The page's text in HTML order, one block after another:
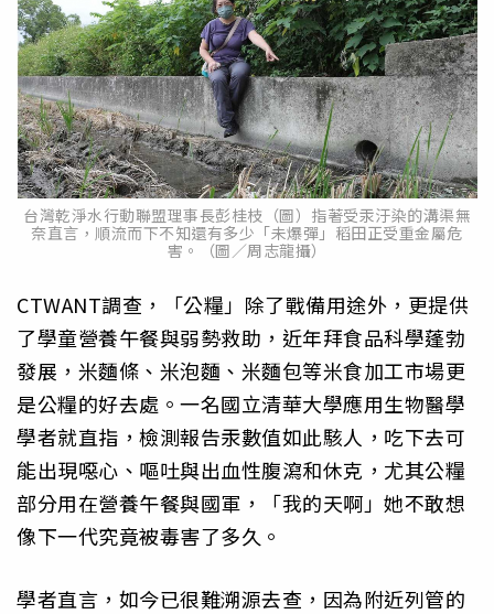
台灣乾淨水行動聯盟理事長彭桂枝（圖）指著受汞汙染的溝渠無
奈直言，順流而下不知還有多少「未爆彈」稻田正受重金屬危
害。（圖／周志龍攝）
CTWANT調查，「公糧」除了戰備用途外，更提供
了學童營養午餐與弱勢救助，近年拜食品科學蓬勃
發展，米麵條、米泡麵、米麵包等米食加工市場更
是公糧的好去處。一名國立清華大學應用生物醫學
學者就直指，檢測報告汞數值如此駭人，吃下去可
能出現噁心、嘔吐與出血性腹瀉和休克，尤其公糧
部分用在營養午餐與國軍，「我的天啊」她不敢想
像下一代究竟被毒害了多久。
學者直言，如今已很難溯源去查，因為附近列管的